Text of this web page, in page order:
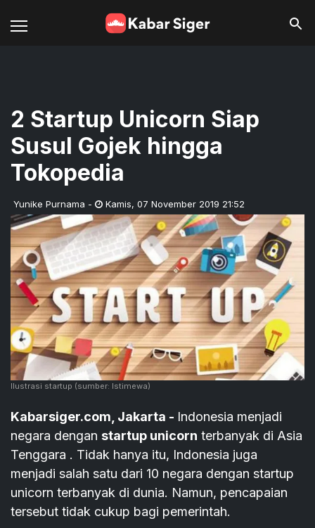
2 Startup Unicorn Siap
Susul Gojek hingga
Tokopedia
Yunike Purnama - Kamis, 07 November 2019 21:52
Ilustrasi startup (sumber: Istimewa)
Kabarsiger.com, Jakarta - Indonesia menjadi
negara dengan startup unicorn terbanyak di Asia
Tenggara . Tidak hanya itu, Indonesia juga
menjadi salah satu dari 10 negara dengan startup
unicorn terbanyak di dunia. Namun, pencapaian
tersebut tidak cukup bagi pemerintah.